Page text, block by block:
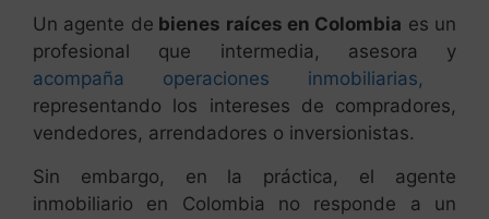
Un agente de bienes raíces en Colombia es un
profesional que intermedia, asesora y
acompaña operaciones inmobiliarias,
representando los intereses de compradores,
vendedores, arrendadores o inversionistas.
Sin embargo, en la práctica, el agente
inmobiliario en Colombia no responde a un